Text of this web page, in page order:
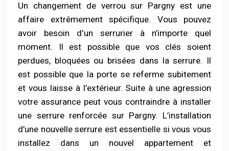
Un changement de verrou sur Pargny est une
affaire extrêmement spécifique. Vous pouvez
avoir besoin d'un serrurier à n’importe quel
moment. Il est possible que vos clés soient
perdues, bloquées ou brisées dans la serrure. Il
est possible que la porte se referme subitement
et vous laisse à l’extérieur. Suite à une agression
votre assurance peut vous contraindre à installer
une serrure renforcée sur Pargny. L’installation
d’une nouvelle serrure est essentielle si vous vous
installez dans un nouvel appartement et